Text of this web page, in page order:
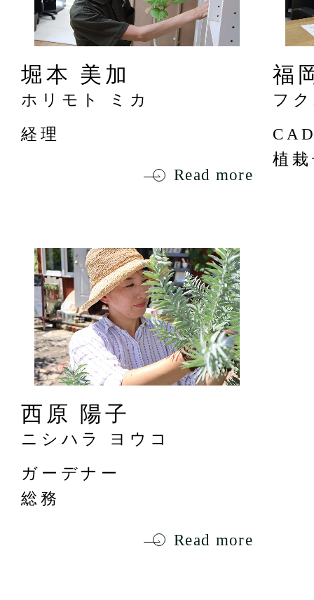
堀本 美加
ホリモト ミカ
経理
Read more
福
フ
植
西原 陽子
ニシハラ ヨウコ
ガーデナー
総務
Read more